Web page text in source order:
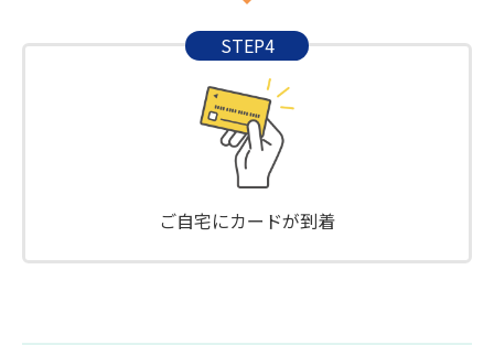
STEP4
ご自宅にカードが到着